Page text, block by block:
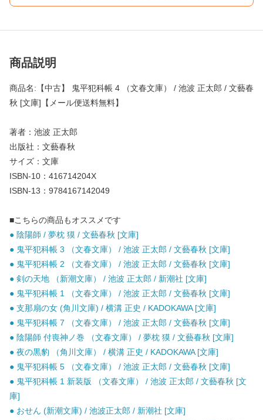
商品説明
商品名:【中古】 鬼平犯科帳 4 （文春文庫） / 池波 正太郎 / 文藝春
秋 [文庫]【メール便送料無料】
著者：池波 正太郎
出版社：文藝春秋
サイズ：文庫
ISBN-10：416714204X
ISBN-13：9784167142049
■こちらの商品もオススメです
● 陰陽師 / 夢枕 獏 / 文藝春秋 [文庫]
● 鬼平犯科帳 3 （文春文庫） / 池波 正太郎 / 文藝春秋 [文庫]
● 鬼平犯科帳 2 （文春文庫） / 池波 正太郎 / 文藝春秋 [文庫]
● 剣の天地 （新潮文庫） / 池波 正太郎 / 新潮社 [文庫]
● 鬼平犯科帳 1 （文春文庫） / 池波 正太郎 / 文藝春秋 [文庫]
● 支那扇の女 (角川文庫) / 横溝 正史 / KADOKAWA [文庫]
● 鬼平犯科帳 7 （文春文庫） / 池波 正太郎 / 文藝春秋 [文庫]
● 陰陽師 付喪神ノ巻 （文春文庫） / 夢枕 獏 / 文藝春秋 [文庫]
● 夜の黒豹 （角川文庫） / 横溝 正史 / KADOKAWA [文庫]
● 鬼平犯科帳 5 （文春文庫） / 池波 正太郎 / 文藝春秋 [文庫]
● 鬼平犯科帳 1 新装版 （文春文庫） / 池波 正太郎 / 文藝春秋 [文
庫]
● おせん (新潮文庫) / 池波正太郎 / 新潮社 [文庫]